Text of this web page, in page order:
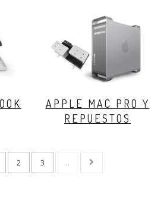
APPLE MAC PRO Y
REPUESTOS
2 3 ...